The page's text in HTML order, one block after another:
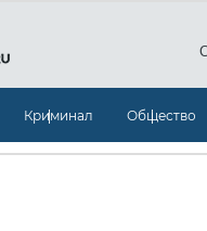
Криминал Общество